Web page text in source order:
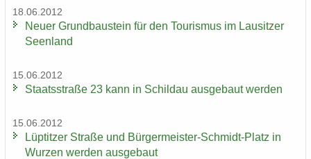
18.06.2012
Neuer Grund­bau­stein für den Tou­ris­mus im Lau­sit­zer
Se­en­land
15.06.2012
Staats­stra­ße 23 kann in Schildau aus­ge­baut wer­den
15.06.2012
Lüp­tit­zer Stra­ße und Bürgermeister-​Schmidt-Platz in
Wur­zen wer­den aus­ge­baut